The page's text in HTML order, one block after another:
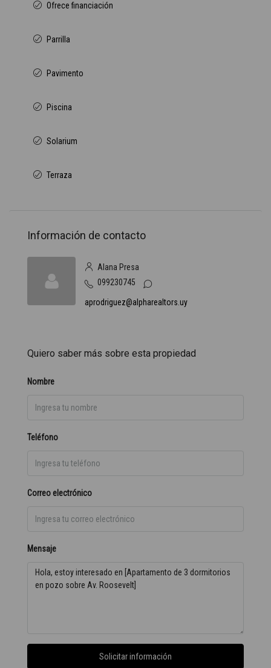
Ofrece financiación
Parrilla
Pavimento
Piscina
Solarium
Terraza
Información de contacto
Alana Presa
099230745
aprodriguez@alpharealtors.uy
Quiero saber más sobre esta propiedad
Nombre
Teléfono
Correo electrónico
Mensaje
Solicitar información